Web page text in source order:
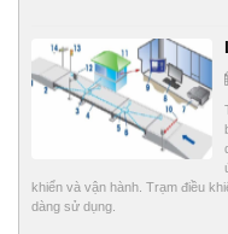
khiển và vận hành. Trạm điều
dàng sử dụng.